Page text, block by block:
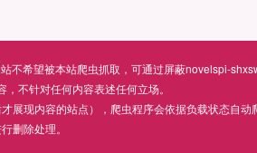
希望被本站爬虫抓取，可通过屏蔽novelspi-
不针对任何内容表述任何立场。
现内容的站点），爬虫程序会依据负载状态自动
删除处理。